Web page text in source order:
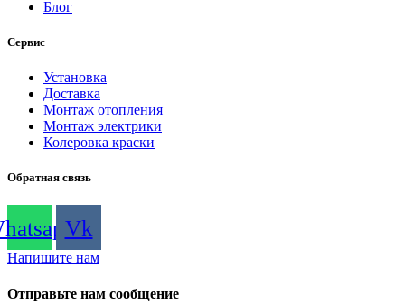
Блог
Сервис
Установка
Доставка
Монтаж отопления
Монтаж электрики
Колеровка краски
Обратная связь
Vk
Напишите нам
Отправьте нам сообщение